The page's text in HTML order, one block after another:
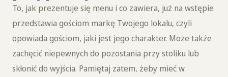
To, jak prezentuje się menu i co zawiera, już na wstępie
przedstawia gościom markę Twojego lokalu, czyli
opowiada gościom, jaki jest jego charakter. Może także
zachęcić niepewnych do pozostania przy stoliku lub
skłonić do wyjścia. Pamiętaj zatem, żeby mieć w